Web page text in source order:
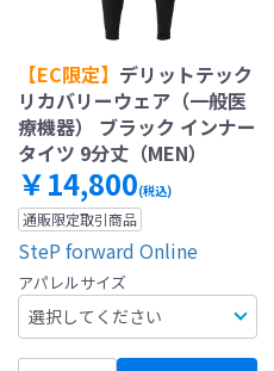
【EC限定】 デリットテック
リカバリーウェア（一般医
療機器） ブラック インナー
タイツ 9分丈（MEN）
￥14,800(税込)
通販限定取引商品
SteP forward Online
アパレルサイズ